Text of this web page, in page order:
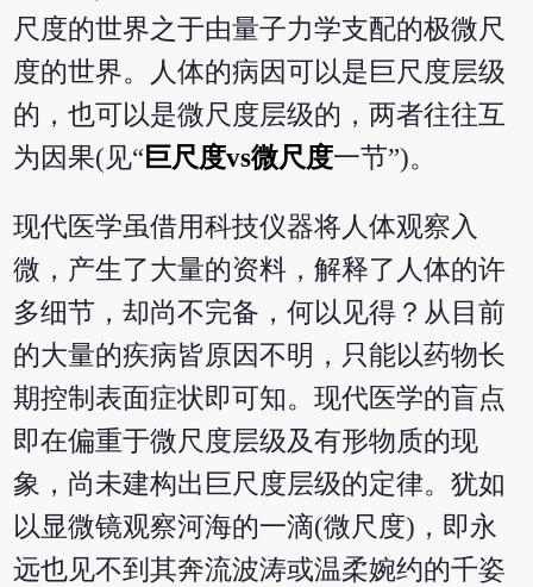
尺度的世界之于由量子力学支配的极微尺
度的世界。人体的病因可以是巨尺度层级
的，也可以是微尺度层级的，两者往往互
为因果(见“巨尺度vs微尺度一节”)。
现代医学虽借用科技仪器将人体观察入
微，产生了大量的资料，解释了人体的许
多细节，却尚不完备，何以见得？从目前
的大量的疾病皆原因不明，只能以药物长
期控制表面症状即可知。现代医学的盲点
即在偏重于微尺度层级及有形物质的现
象，尚未建构出巨尺度层级的定律。犹如
以显微镜观察河海的一滴(微尺度)，即永
远也见不到其奔流波涛或温柔婉约的千姿